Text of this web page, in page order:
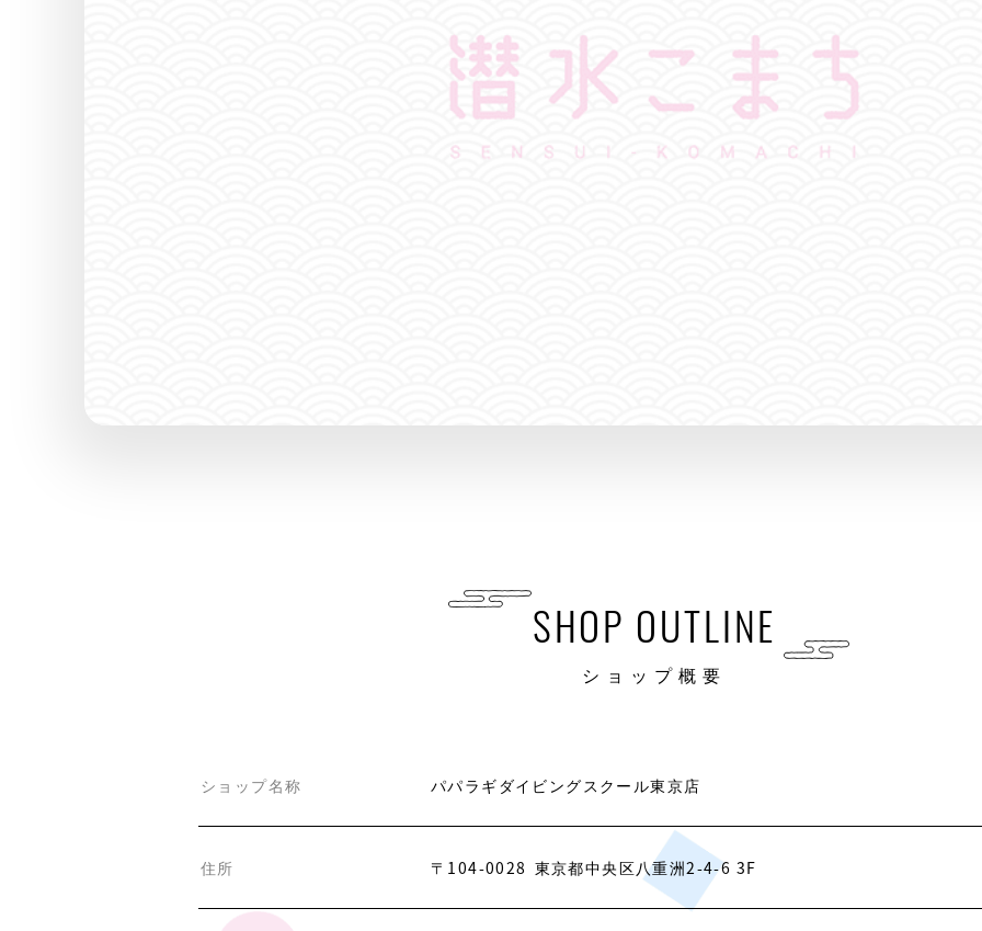
SHOP OUTLINE
ショップ概要
ショップ名称 パパラギダイビングスクール東京店
住所 〒104-0028 東京都中央区八重洲2-4-6 3F